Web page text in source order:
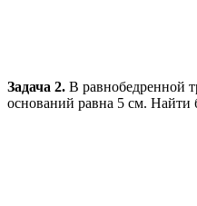
Задача 2. В равнобедренной
оснований равна 5 см. Найти